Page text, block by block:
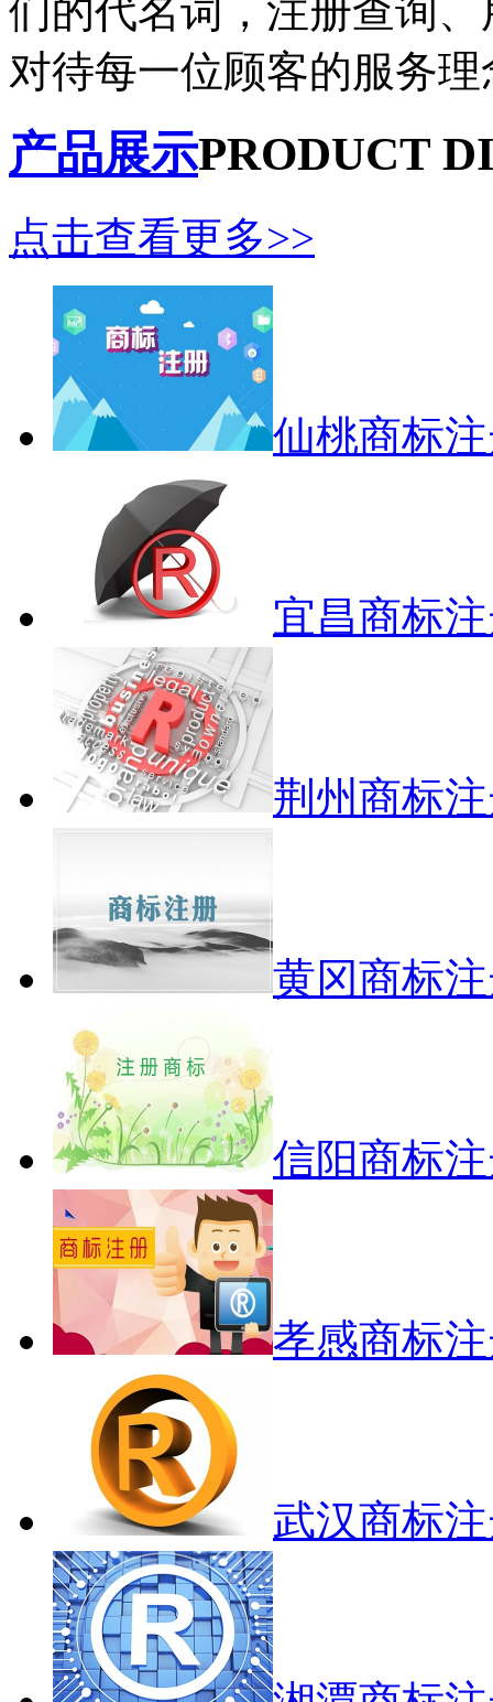
们的代名词，注册查询
对待每一位顾客的服务理
产品展示PRODUCT
点击查看更多>>
仙桃商标
宜昌商标
荆州商标
黄冈商标
信阳商标
孝感商标
武汉商标